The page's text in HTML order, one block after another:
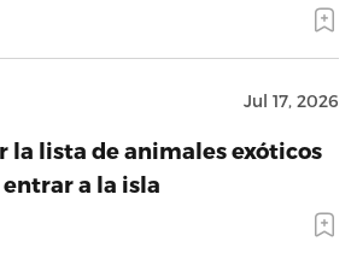
Jul 17, 2026
la lista de animales exóticos
a la isla